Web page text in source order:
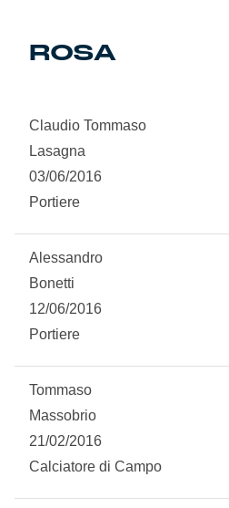
Throwback Duemila
Sebago x Genoa
Robe di Kappa x Genoa
Red&Blue Voices
Kids
Summer Sale
Mare
ROSA
Claudio Tommaso
Lasagna
03/06/2016
Portiere
Alessandro
Bonetti
12/06/2016
Portiere
Tommaso
Massobrio
21/02/2016
Calciatore di Campo